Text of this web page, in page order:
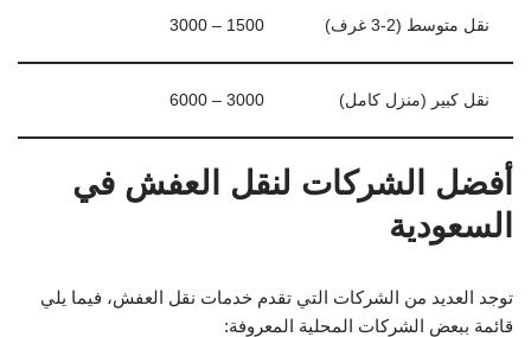
نقل متوسط (2-3 غرف) 1500 – 3000
نقل كبير (منزل كامل) 3000 – 6000
أفضل الشركات لنقل العفش في
السعودية
توجد العديد من الشركات التي تقدم خدمات نقل العفش، فيما يلي
قائمة ببعض الشركات المحلية المعروفة: